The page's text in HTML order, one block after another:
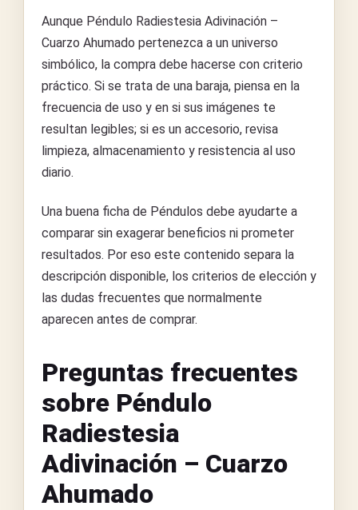
Aunque Péndulo Radiestesia Adivinación –
Cuarzo Ahumado pertenezca a un universo
simbólico, la compra debe hacerse con criterio
práctico. Si se trata de una baraja, piensa en la
frecuencia de uso y en si sus imágenes te
resultan legibles; si es un accesorio, revisa
limpieza, almacenamiento y resistencia al uso
diario.
Una buena ficha de Péndulos debe ayudarte a
comparar sin exagerar beneficios ni prometer
resultados. Por eso este contenido separa la
descripción disponible, los criterios de elección y
las dudas frecuentes que normalmente
aparecen antes de comprar.
Preguntas frecuentes
sobre Péndulo
Radiestesia
Adivinación – Cuarzo
Ahumado